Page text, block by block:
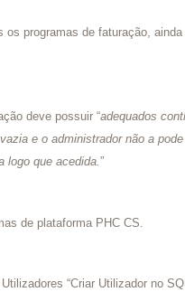
os programas de faturação,
deve possuir “adequados
e o administrador não a
logo que acedida.”
de plataforma PHC CS.
“Criar Utilizador no